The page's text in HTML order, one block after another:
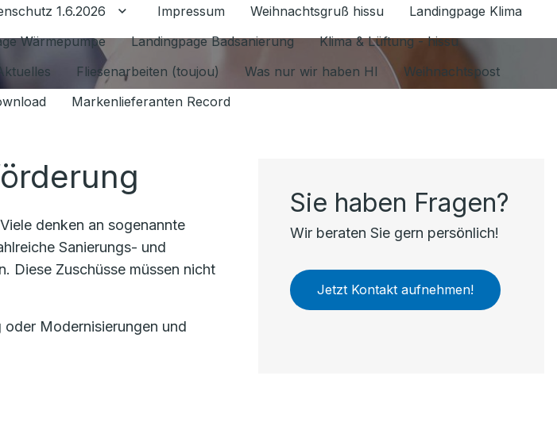
für Ratgeber umschalten
1.6.2026 Untermenü für Datenschutz 1.6.2026 umschalten
Impressum Weihnachtsgruß hissu
Landingpage Klima
Wärmepumpe Landingpage Badsanierung
Klima & Lüftung - hissu
Aktuelles Fliesenarbeiten (toujou) Was nur wir haben HI
Weihnachtspost
Markenlieferanten Record
denken an sogenannte
Sanierungs- und
Diese Zuschüsse müssen nicht
Modernisierungen und
Sie haben Fragen?
Wir beraten Sie gern persönlich!
Jetzt Kontakt aufnehmen!